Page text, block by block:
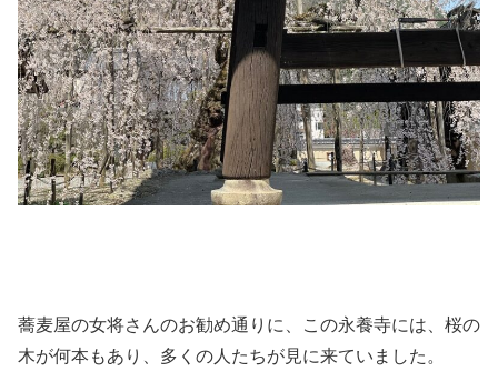
蕎麦屋の女将さんのお勧め通りに、この永養寺には、桜の
木が何本もあり、多くの人たちが見に来ていました。